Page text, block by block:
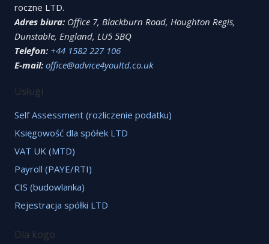
roczne LTD.
Adres biura: Office 7, Blackburn Road, Houghton Regis,
Dunstable, England, LU5 5BQ
Telefon: +44 1582 227 106
E-mail: office@advice4youltd.co.uk
Usługi
Self Assessment (rozliczenie podatku)
Księgowość dla spółek LTD
VAT UK (MTD)
Payroll (PAYE/RTI)
CIS (budowlanka)
Rejestracja spółki LTD
Dla kogo